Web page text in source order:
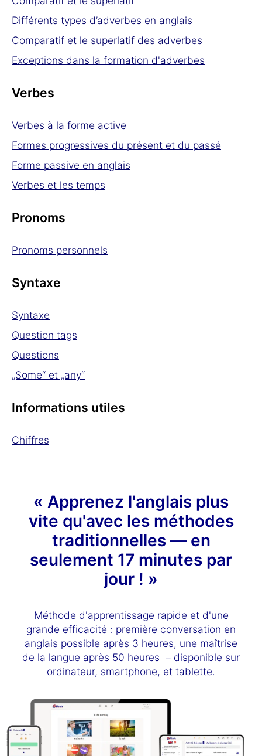
Différents types d’adverbes en anglais
Comparatif et le superlatif des adverbes
Exceptions dans la formation d'adverbes
Verbes
Verbes à la forme active
Formes progressives du présent et du passé
Forme passive en anglais
Verbes et les temps
Pronoms
Pronoms personnels
Syntaxe
Syntaxe
Question tags
Questions
„Some“ et „any“
Informations utiles
Chiffres
« Apprenez l'anglais plus
vite qu'avec les méthodes
traditionnelles — en
seulement 17 minutes par
jour ! »
Méthode d'apprentissage rapide et d'une
grande efficacité : première conversation en
anglais possible après 3 heures, une maîtrise
de la langue après 50 heures – disponible sur
ordinateur, smartphone, et tablette.